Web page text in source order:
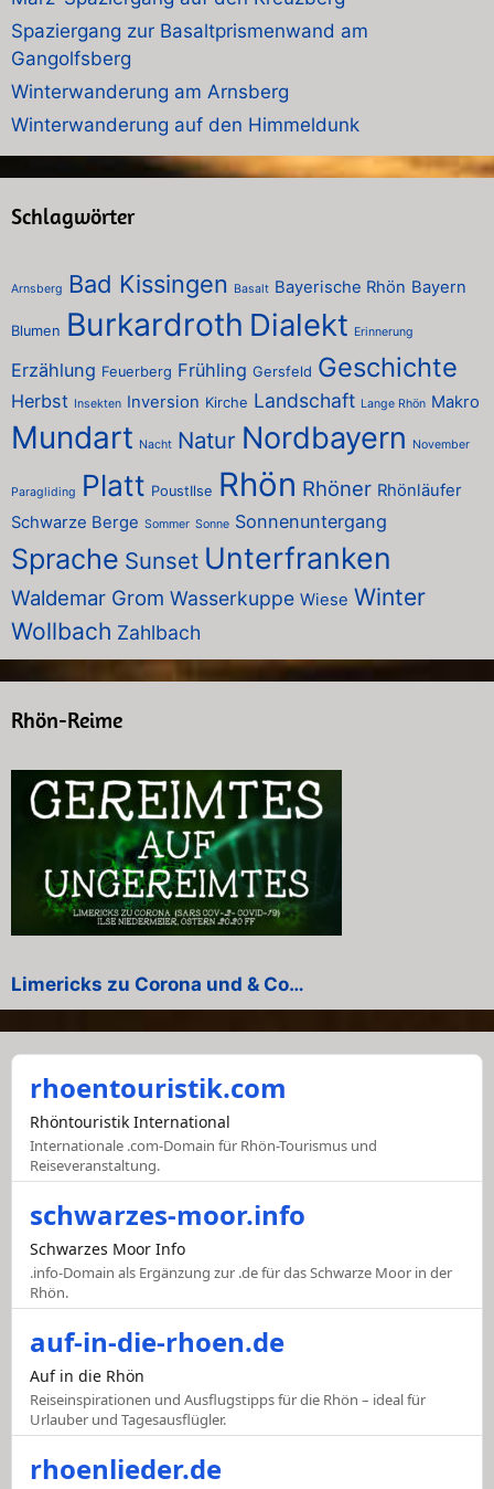
Spaziergang zur Basaltprismenwand am
Gangolfsberg
Winterwanderung am Arnsberg
Winterwanderung auf den Himmeldunk
Schlagwörter
Arnsberg Bad Kissingen Basalt Bayerische Rhön Bayern
Blumen Burkardroth Dialekt Erinnerung
Erzählung Feuerberg Frühling Gersfeld Geschichte
Herbst Insekten Inversion Kirche Landschaft Lange Rhön Makro
Mundart Nacht Natur Nordbayern November
Paragliding Platt PoustIlse Rhön Rhöner Rhönläufer
Schwarze Berge Sommer Sonne Sonnenuntergang
Sprache Sunset Unterfranken
Waldemar Grom Wasserkuppe Wiese Winter
Wollbach Zahlbach
Rhön-Reime
Limericks zu Corona und & Co…
rhoentouristik.com
Rhöntouristik International
Internationale .com-Domain für Rhön-Tourismus und
Reiseveranstaltung.
schwarzes-moor.info
Schwarzes Moor Info
.info-Domain als Ergänzung zur .de für das Schwarze Moor in der
Rhön.
auf-in-die-rhoen.de
Auf in die Rhön
Reiseinspirationen und Ausflugstipps für die Rhön – ideal für
Urlauber und Tagesausflügler.
rhoenlieder.de